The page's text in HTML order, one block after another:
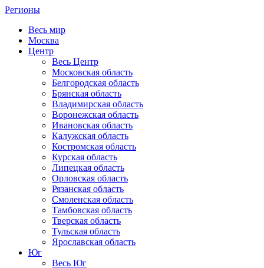
Регионы
Весь мир
Москва
Центр
Весь Центр
Московская область
Белгородская область
Брянская область
Владимирская область
Воронежская область
Ивановская область
Калужская область
Костромская область
Курская область
Липецкая область
Орловская область
Рязанская область
Смоленская область
Тамбовская область
Тверская область
Тульская область
Ярославская область
Юг
Весь Юг